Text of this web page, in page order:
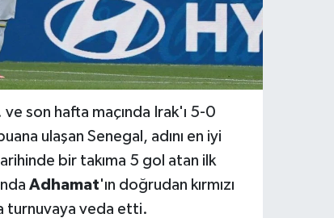
son hafta maçında Irak'ı 5-0
ulaşan Senegal, adını en iyi
bir takıma 5 gol atan ilk
Adhamat'ın doğrudan kırmızı
turnuvaya veda etti.